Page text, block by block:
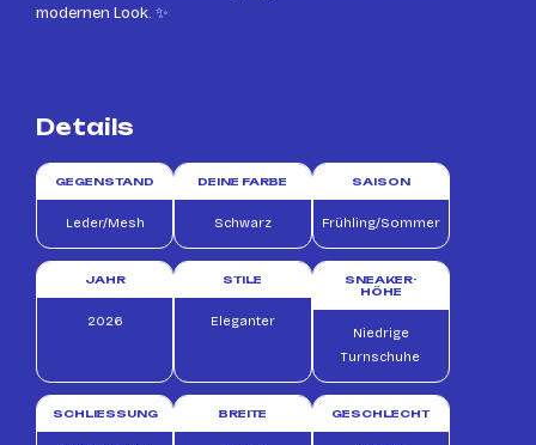
modernen Look. ✨
Details
GEGENSTAND
Leder/Mesh
DEINE FARBE
Schwarz
SAISON
Frühling/Sommer
JAHR
2026
STILE
Eleganter
SNEAKER-
HÖHE
Niedrige
Turnschuhe
SCHLIESSUNG BREITE GESCHLECHT